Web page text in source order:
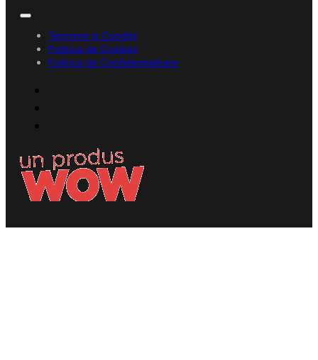
Termene și Condiții
Politica de Cookies
Politica de Confidențialitate